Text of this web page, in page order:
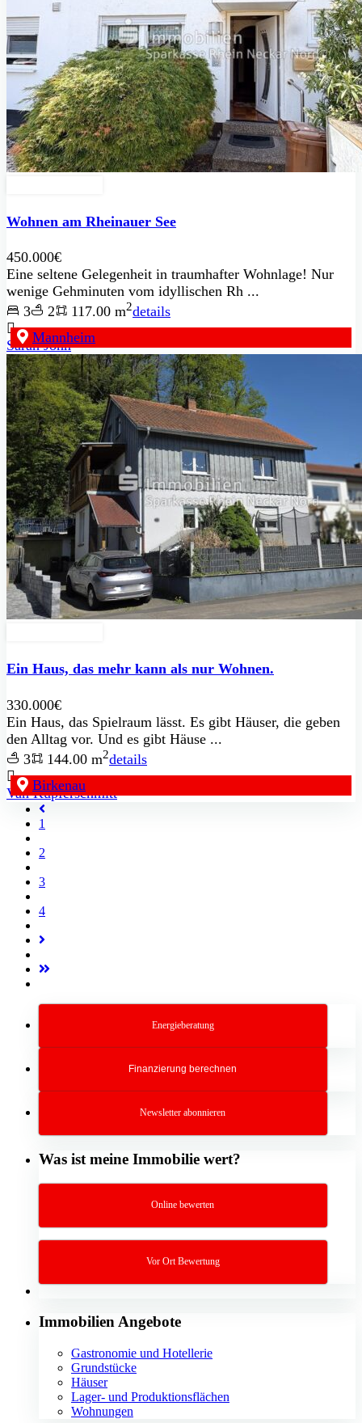
Mannheim
Wohnen am Rheinauer See
450.000€
Eine seltene Gelegenheit in traumhafter Wohnlage! Nur
wenige Gehminuten vom idyllischen Rh ...
3
2 117.00 m2details
Sarah John
Birkenau
Ein Haus, das mehr kann als nur Wohnen.
330.000€
Ein Haus, das Spielraum lässt. Es gibt Häuser, die geben
den Alltag vor. Und es gibt Häuse ...
3
144.00 m2details
Van Kupferschmitt
1
2
3
4
Energieberatung
Finanzierung berechnen
Newsletter abonnieren
Was ist meine Immobilie wert?
Online bewerten
Vor Ort Bewertung
Immobilien Angebote
Gastronomie und Hotellerie
Grundstücke
Häuser
Lager- und Produktionsflächen
Wohnungen